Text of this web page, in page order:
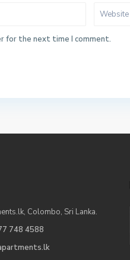
for the next time I comment.
Colombo, Sri Lanka.
748 4588